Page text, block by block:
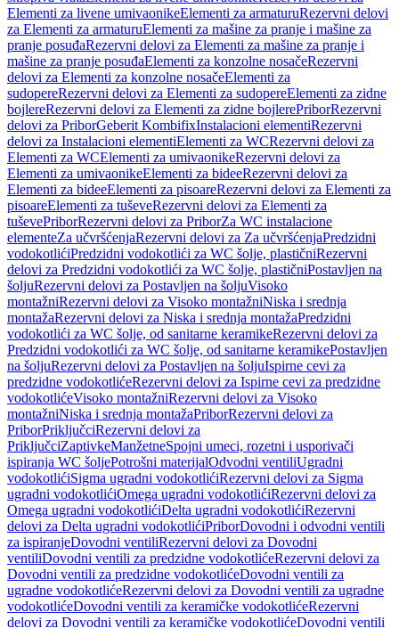
Elementi za livene umivaonikeElementi za armaturuRezervni delovi
za Elementi za armaturuElementi za mašine za pranje i mašine za
pranje posuđaRezervni delovi za Elementi za mašine za pranje i
mašine za pranje posuđaElementi za konzolne nosačeRezervni
delovi za Elementi za konzolne nosačeElementi za
sudopereRezervni delovi za Elementi za sudopereElementi za zidne
bojlereRezervni delovi za Elementi za zidne bojlerePriborRezervni
delovi za PriborGeberit KombifixInstalacioni elementiRezervni
delovi za Instalacioni elementiElementi za WCRezervni delovi za
Elementi za WCElementi za umivaonikeRezervni delovi za
Elementi za umivaonikeElementi za bideeRezervni delovi za
Elementi za bideeElementi za pisoareRezervni delovi za Elementi za
pisoareElementi za tuševeRezervni delovi za Elementi za
tuševePriborRezervni delovi za PriborZa WC instalacione
elementeZa učvršćenjaRezervni delovi za Za učvršćenjaPredzidni
vodokotlićiPredzidni vodokotlići za WC šolje, plastičniRezervni
delovi za Predzidni vodokotlići za WC šolje, plastičniPostavljen na
šoljuRezervni delovi za Postavljen na šoljuVisoko
montažniRezervni delovi za Visoko montažniNiska i srednja
montažaRezervni delovi za Niska i srednja montažaPredzidni
vodokotlići za WC šolje, od sanitarne keramikeRezervni delovi za
Predzidni vodokotlići za WC šolje, od sanitarne keramikePostavljen
na šoljuRezervni delovi za Postavljen na šoljuIspirne cevi za
predzidne vodokotlićeRezervni delovi za Ispirne cevi za predzidne
vodokotlićeVisoko montažniRezervni delovi za Visoko
montažniNiska i srednja montažaPriborRezervni delovi za
PriborPriključciRezervni delovi za
PriključciZaptivkeManžetneSpojni umeci, rozetni i usporivači
ispiranja WC šoljePotrošni materijalOdvodni ventiliUgradni
vodokotlićiSigma ugradni vodokotlićiRezervni delovi za Sigma
ugradni vodokotlićiOmega ugradni vodokotlićiRezervni delovi za
Omega ugradni vodokotlićiDelta ugradni vodokotlićiRezervni
delovi za Delta ugradni vodokotlićiPriborDovodni i odvodni ventili
za ispiranjeDovodni ventiliRezervni delovi za Dovodni
ventiliDovodni ventili za predzidne vodokotlićeRezervni delovi za
Dovodni ventili za predzidne vodokotlićeDovodni ventili za
ugradne vodokotlićeRezervni delovi za Dovodni ventili za ugradne
vodokotlićeDovodni ventili za keramičke vodokotlićeRezervni
delovi za Dovodni ventili za keramičke vodokotlićeDovodni ventili